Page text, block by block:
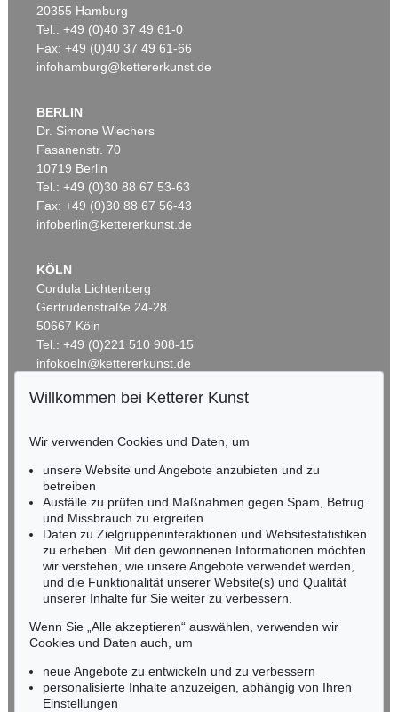
20355 Hamburg
Tel.: +49 (0)40 37 49 61-0
Fax: +49 (0)40 37 49 61-66
infohamburg@kettererkunst.de
BERLIN
Dr. Simone Wiechers
Fasanenstr. 70
10719 Berlin
Tel.: +49 (0)30 88 67 53-63
Fax: +49 (0)30 88 67 56-43
infoberlin@kettererkunst.de
KÖLN
Cordula Lichtenberg
Gertrudenstraße 24-28
50667 Köln
Tel.: +49 (0)221 510 908-15
infokoeln@kettererkunst.de
RHEINLAND-PFALZ
Miriam Heß
Tel.: +49 (0)62 21 58 80-038
Fax: +49 (0)62 21 58 80-595
infoheidelberg@kettererkunst.de
NORDDEUTSCHLAND
Nico Kassel, M.A.
Tel.: +49 (0)89 55244-164
Mobil: +49 (0)171 8618661
n.kassel@kettererkunst.de
Keine Auktion mehr verpassen!
Willkommen bei Ketterer Kunst
Wir verwenden Cookies und Daten, um
unsere Website und Angebote anzubieten und zu
betreiben
Ausfälle zu prüfen und Maßnahmen gegen Spam, Betrug
und Missbrauch zu ergreifen
Daten zu Zielgruppeninteraktionen und Websitestatistiken
zu erheben. Mit den gewonnenen Informationen möchten
wir verstehen, wie unsere Angebote verwendet werden,
und die Funktionalität unserer Website(s) und Qualität
unserer Inhalte für Sie weiter zu verbessern.
Wenn Sie „Alle akzeptieren“ auswählen, verwenden wir
Cookies und Daten auch, um
neue Angebote zu entwickeln und zu verbessern
personalisierte Inhalte anzuzeigen, abhängig von Ihren
Einstellungen